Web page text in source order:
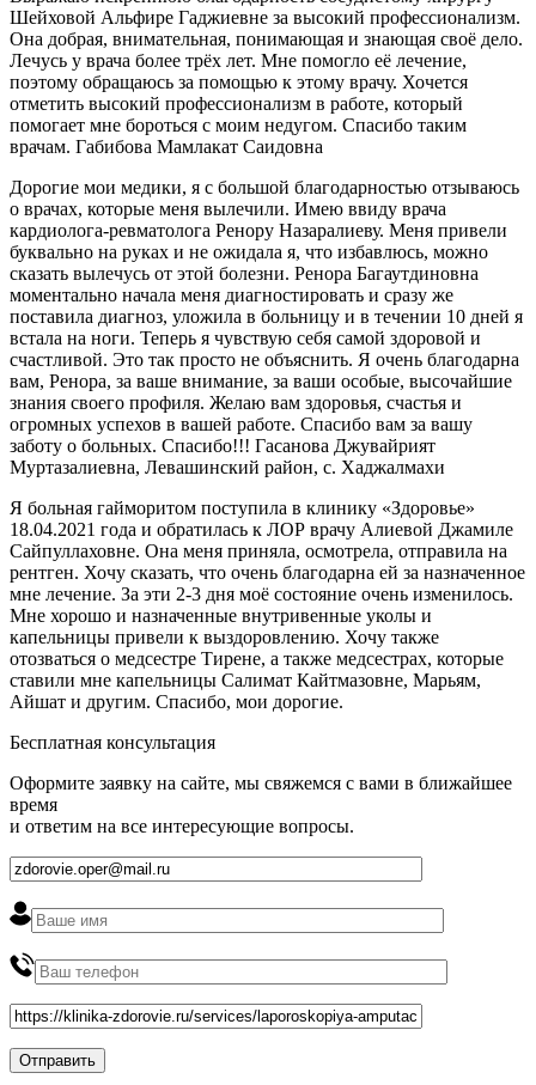
Шейховой Альфире Гаджиевне за высокий профессионализм.
Она добрая, внимательная, понимающая и знающая своё дело.
Лечусь у врача более трёх лет. Мне помогло её лечение,
поэтому обращаюсь за помощью к этому врачу. Хочется
отметить высокий профессионализм в работе, который
помогает мне бороться с моим недугом. Спасибо таким
врачам. Габибова Мамлакат Саидовна
Дорогие мои медики, я с большой благодарностью отзываюсь
о врачах, которые меня вылечили. Имею ввиду врача
кардиолога-ревматолога Ренору Назаралиеву. Меня привели
буквально на руках и не ожидала я, что избавлюсь, можно
сказать вылечусь от этой болезни. Ренора Багаутдиновна
моментально начала меня диагностировать и сразу же
поставила диагноз, уложила в больницу и в течении 10 дней я
встала на ноги. Теперь я чувствую себя самой здоровой и
счастливой. Это так просто не объяснить. Я очень благодарна
вам, Ренора, за ваше внимание, за ваши особые, высочайшие
знания своего профиля. Желаю вам здоровья, счастья и
огромных успехов в вашей работе. Спасибо вам за вашу
заботу о больных. Спасибо!!! Гасанова Джувайрият
Муртазалиевна, Левашинский район, с. Хаджалмахи
Я больная гайморитом поступила в клинику «Здоровье»
18.04.2021 года и обратилась к ЛОР врачу Алиевой Джамиле
Сайпуллаховне. Она меня приняла, осмотрела, отправила на
рентген. Хочу сказать, что очень благодарна ей за назначенное
мне лечение. За эти 2-3 дня моё состояние очень изменилось.
Мне хорошо и назначенные внутривенные уколы и
капельницы привели к выздоровлению. Хочу также
отозваться о медсестре Тирене, а также медсестрах, которые
ставили мне капельницы Салимат Кайтмазовне, Марьям,
Айшат и другим. Спасибо, мои дорогие.
Бесплатная консультация
Оформите заявку на сайте, мы свяжемся с вами в ближайшее
время
и ответим на все интересующие вопросы.